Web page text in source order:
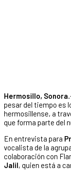
Hermosillo,
pesar del tiempo es
hermosillense, a
que forma parte del
En entrevista para
vocalista de la
colaboración con
Jalil, quien está a